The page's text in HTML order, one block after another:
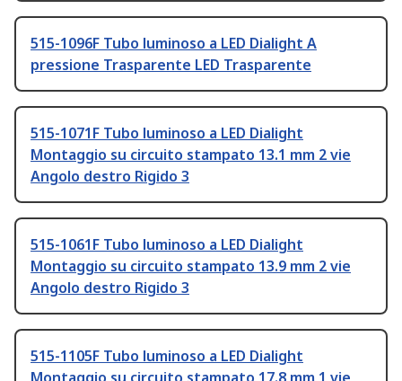
515-1096F Tubo luminoso a LED Dialight A
pressione Trasparente LED Trasparente
515-1071F Tubo luminoso a LED Dialight
Montaggio su circuito stampato 13.1 mm 2 vie
Angolo destro Rigido 3
515-1061F Tubo luminoso a LED Dialight
Montaggio su circuito stampato 13.9 mm 2 vie
Angolo destro Rigido 3
515-1105F Tubo luminoso a LED Dialight